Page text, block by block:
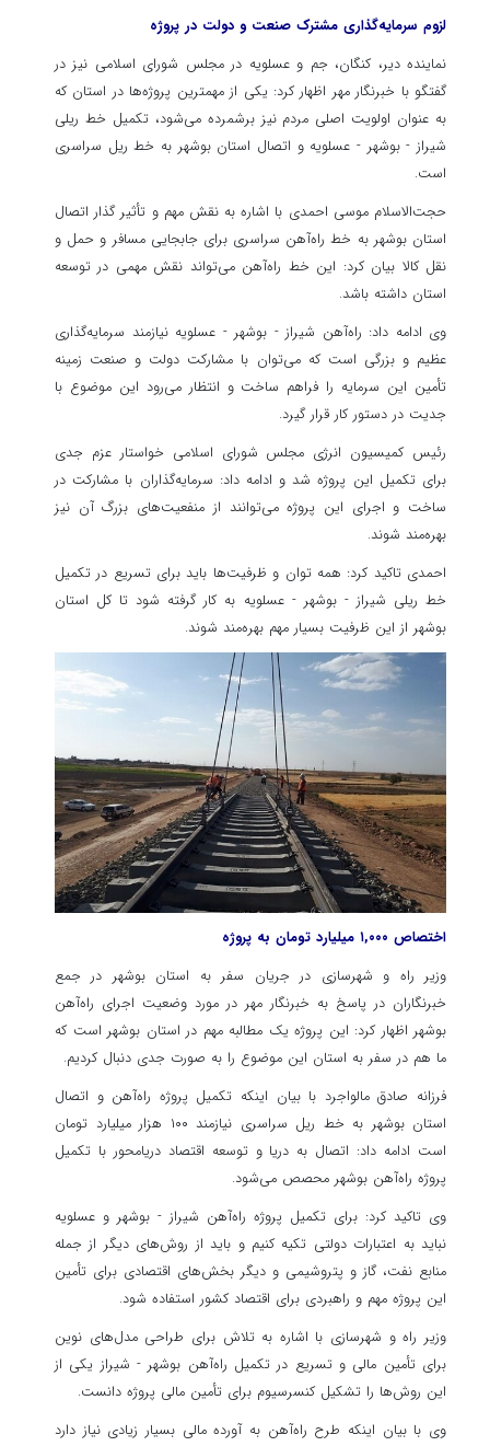
لزوم سرمایه‌گذاری مشترک صنعت و دولت در پروژه
نماینده دیر، کنگان، جم و عسلویه در مجلس شورای اسلامی نیز در
گفتگو با خبرنگار مهر اظهار کرد: یکی از مهمترین پروژه‌ها در استان که
به عنوان اولویت اصلی مردم نیز برشمرده می‌شود، تکمیل خط ریلی
شیراز - بوشهر - عسلویه و اتصال استان بوشهر به خط ریل سراسری
است.
حجت‌الاسلام موسی احمدی با اشاره به نقش مهم و تأثیر گذار اتصال
استان بوشهر به خط راه‌آهن سراسری برای جابجایی مسافر و حمل و
نقل کالا بیان کرد: این خط راه‌آهن می‌تواند نقش مهمی در توسعه
استان داشته باشد.
وی ادامه داد: راه‌آهن شیراز - بوشهر - عسلویه نیازمند سرمایه‌گذاری
عظیم و بزرگی است که می‌توان با مشارکت دولت و صنعت زمینه
تأمین این سرمایه را فراهم ساخت و انتظار می‌رود این موضوع با
جدیت در دستور کار قرار گیرد.
رئیس کمیسیون انرژی مجلس شورای اسلامی خواستار عزم جدی
برای تکمیل این پروژه شد و ادامه داد: سرمایه‌گذاران با مشارکت در
ساخت و اجرای این پروژه می‌توانند از منفعیت‌های بزرگ آن نیز
بهره‌مند شوند.
احمدی تاکید کرد: همه توان و ظرفیت‌ها باید برای تسریع در تکمیل
خط ریلی شیراز - بوشهر - عسلویه به کار گرفته شود تا کل استان
بوشهر از این ظرفیت بسیار مهم بهره‌مند شوند.
اختصاص ۱,۰۰۰ میلیارد تومان به پروژه
وزیر راه و شهرسازی در جریان سفر به استان بوشهر در جمع
خبرنگاران در پاسخ به خبرنگار مهر در مورد وضعیت اجرای راه‌آهن
بوشهر اظهار کرد: این پروژه یک مطالبه مهم در استان بوشهر است که
ما هم در سفر به استان این موضوع را به صورت جدی دنبال کردیم.
فرزانه صادق مالواجرد با بیان اینکه تکمیل پروژه راه‌آهن و اتصال
استان بوشهر به خط ریل سراسری نیازمند ۱۰۰ هزار میلیارد تومان
است ادامه داد: اتصال به دریا و توسعه اقتصاد دریامحور با تکمیل
پروژه راه‌آهن بوشهر محصص می‌شود.
وی تاکید کرد: برای تکمیل پروژه راه‌آهن شیراز - بوشهر و عسلویه
نباید به اعتبارات دولتی تکیه کنیم و باید از روش‌های دیگر از جمله
منابع نفت، گاز و پتروشیمی و دیگر بخش‌های اقتصادی برای تأمین
این پروژه مهم و راهبردی برای اقتصاد کشور استفاده شود.
وزیر راه و شهرسازی با اشاره به تلاش برای طراحی مدل‌های نوین
برای تأمین مالی و تسریع در تکمیل راه‌آهن بوشهر - شیراز یکی از
این روش‌ها را تشکیل کنسرسیوم برای تأمین مالی پروژه دانست.
وی با بیان اینکه طرح راه‌آهن به آورده مالی بسیار زیادی نیاز دارد